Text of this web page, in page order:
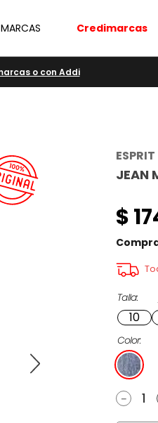
MARCAS Credimarcas
o con Addi
ESPRIT
JEAN
$
Talla
10
Color
－